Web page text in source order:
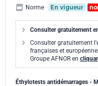
Norme
En vigueur
Consulter gratuitement
Consulter gratuitement
françaises et
Groupe AFNOR en
Éthylotests antidémarrages -